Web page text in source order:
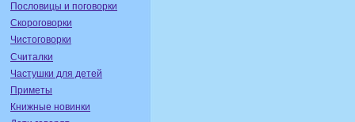
Пословицы и поговорки
Скороговорки
Чистоговорки
Считалки
Частушки для детей
Приметы
Книжные новинки